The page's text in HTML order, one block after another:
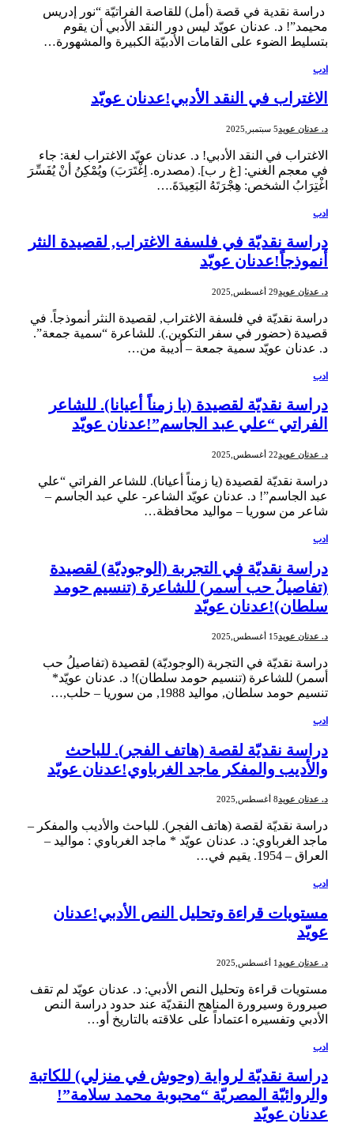
دراسة نقدية في قصة (أمل) للقاصة الفراتيّة “نور إدريس
محيمد”! د. عدنان عويّد ليس دور النقد الأدبي أن يقوم
بتسليط الضوء على القامات الأدبيّة الكبيرة والمشهورة…
ادب
الاغتراب في النقد الأدبي!عدنان عويّد
د. عدنان عويد5 سبتمبر,2025
الاغتراب في النقد الأدبي! د. عدنان عويّد الاغتراب لغة: جاء
في معجم الغني: [غ ر ب]. (مصدره. اِغْتَرَبَ) ويُمْكِنُ أنْ يُفَسِّرَ
اغْتِرَابُ الشخص: هِجْرَتَهُ البَعِيدَةَ.…
ادب
دراسة نقديّة في فلسفة الاغتراب, لقصيدة النثر
أنموذجاً!عدنان عويّد
د. عدنان عويد29 أغسطس,2025
دراسة نقديّة في فلسفة الاغتراب, لقصيدة النثر أنموذجاً. في
قصيدة (حضور في سفر التكوين.). للشاعرة “سمية جمعة”.
د. عدنان عويّد سمية جمعة – أديبة من…
ادب
دراسة نقديّة لقصيدة (يا زمناً أعيانا). للشاعر
الفراتي “علي عبد الجاسم”!عدنان عويّد
د. عدنان عويد22 أغسطس,2025
دراسة نقديّة لقصيدة (يا زمناً أعيانا). للشاعر الفراتي “علي
عبد الجاسم”! د. عدنان عويّد الشاعر- علي عبد الجاسم –
شاعر من سوريا – مواليد محافظة…
ادب
دراسة نقديّة في التجربة (الوجوديّة) لقصيدة
(تفاصيلُ حب أسمر) للشاعرة (تنسيم حومد
سلطان)!عدنان عويّد
د. عدنان عويد15 أغسطس,2025
دراسة نقديّة في التجربة (الوجوديّة) لقصيدة (تفاصيلُ حب
أسمر) للشاعرة (تنسيم حومد سلطان)! د. عدنان عويّد*
تنسيم حومد سلطان, مواليد 1988, من سوريا – حلب,…
ادب
دراسة نقديّة لقصة (هاتف الفجر). للباحث
والأديب والمفكر ماجد الغرباوي!عدنان عويّد
د. عدنان عويد8 أغسطس,2025
دراسة نقديّة لقصة (هاتف الفجر). للباحث والأديب والمفكر –
ماجد الغرباوي: د. عدنان عويّد * ماجد الغرباوي : مواليد –
العراق – 1954. يقيم في…
ادب
مستويات قراءة وتحليل النص الأدبي!عدنان
عويّد
د. عدنان عويد1 أغسطس,2025
مستويات قراءة وتحليل النص الأدبي: د. عدنان عويّد لم تقف
صيرورة وسيرورة المناهج النقديّة عند حدود دراسة النص
الأدبي وتفسيره اعتماداً على علاقته بالتاريخ أو…
ادب
دراسة نقديّة لرواية (وحوش في منزلي) للكاتبة
والروائيّة المصريّة “محبوبة محمد سلامة”!
عدنان عويّد